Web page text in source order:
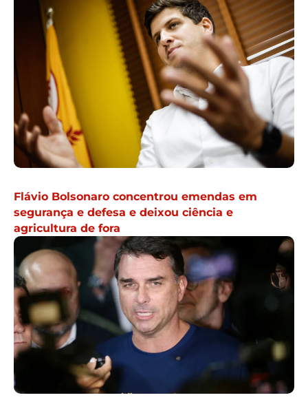
Flávio Bolsonaro concentrou emendas em
segurança e defesa e deixou ciência e
agricultura de fora